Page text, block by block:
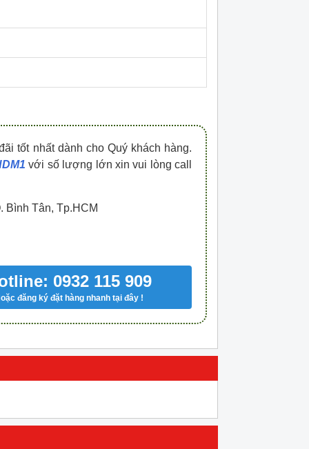
0909.067.950 Ms.Châu
tốt nhất dành cho Quý khách hàng.
với số lượng lớn xin vui lòng call
Bình Tân, Tp.HCM
0932 115 909
đăng ký đặt hàng nhanh tại đây !